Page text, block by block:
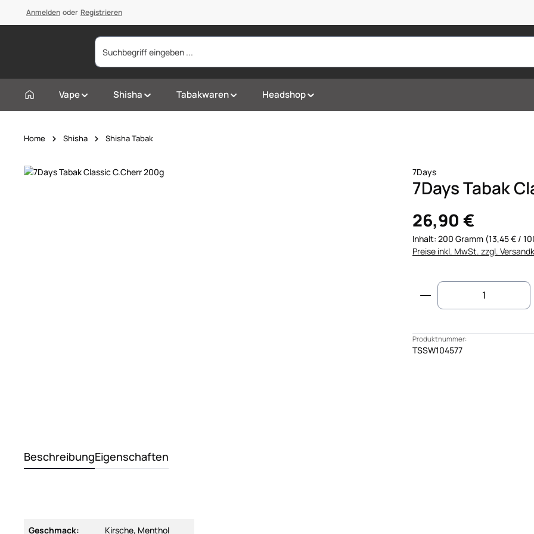
Zur Hauptnavigation springen
Anmelden oder Registrieren
Vape Shisha Tabakwaren Headshop
Home Shisha Shisha Tabak
Bildergalerie überspringen 7Days
7Days Tabak
26,90 €
Inhalt: 200 Gramm (13,45 € /
Preise inkl. MwSt. zzgl.
Produkt Anzahl:
Produktnummer:
TSSW104577
BeschreibungEigenschaften
Geschmack: Kirsche, Menthol